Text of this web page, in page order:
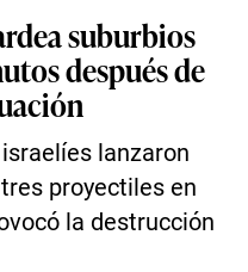
suburbios
después de
lanzaron
proyectiles en
la destrucción